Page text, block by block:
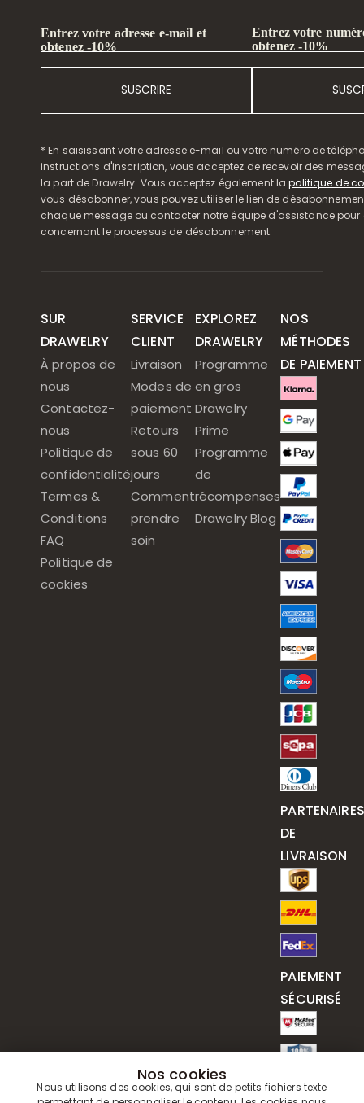
Entrez votre adresse e-mail et
obtenez -10%
SUSCRIRE
Entrez votre
obtenez -10%
* En saisissant votre adresse e-mail ou votre numéro de
instructions d'inscription, vous acceptez de recevoir des
la part de Drawelry. Vous acceptez également lapolitique de
vous désabonner, vous pouvez utiliser le lien de
chaque message ou contacter notre équipe d'assistance pour
concernant le processus de désabonnement.
SUR
DRAWELRY
À propos de
nous
Contactez-
nous
Politique de
confidentialité
Termes &
Conditions
FAQ
Politique de
cookies
SERVICE
CLIENT
Livraison
Modes de
paiement
Retours
sous 60
jours
Comment
prendre
soin
EXPLOREZ
DRAWELRY
Programme
en gros
Drawelry
Prime
Programme
de
récompenses
Drawelry Blog
NOS
MÉTHODES
DE PAIEMENT
PARTENAIRES
DE
LIVRAISON
PAIEMENT
SÉCURISÉ
Nos cookies
Nous utilisons des cookies, qui sont de petits fichiers texte